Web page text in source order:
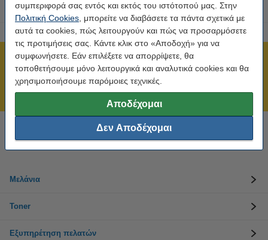
συμπεριφορά σας εντός και εκτός του ιστότοπού μας. Στην
Πολιτική Cookies , μπορείτε να διαβάσετε τα πάντα σχετικά με
αυτά τα cookies, πώς λειτουργούν και πώς να προσαρμόσετε
τις προτιμήσεις σας. Κάντε κλικ στο «Αποδοχή» για να
συμφωνήσετε. Εάν επιλέξετε να απορρίψετε, θα
τοποθετήσουμε μόνο λειτουργικά και αναλυτικά cookies και θα
χρησιμοποιήσουμε παρόμοιες τεχνικές.
Αποδέχομαι
Δεν Αποδέχομαι
Πιστοποίηση ISO
Άμεση αποστολή!
211 19 98 568
Χρειάζεσαι βοήθεια; Κάλεσε στο 211 19 98 568
Δευτέρα έως Παρασκευή: 10:00 π.μ. - 5:30 μ.μ
Μελάνια
Toner
Εξυπηρέτηση πελατών